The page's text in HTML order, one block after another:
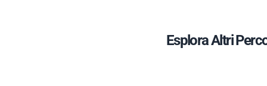
Esplora Altri